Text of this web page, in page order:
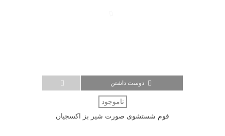
دوست داشتن
ناموجود
فوم شستشوی صورت شیر بز اکسجیان